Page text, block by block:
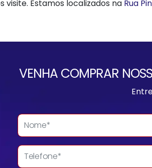
visite. Estamos localizados na Rua
VENHA COMPRAR